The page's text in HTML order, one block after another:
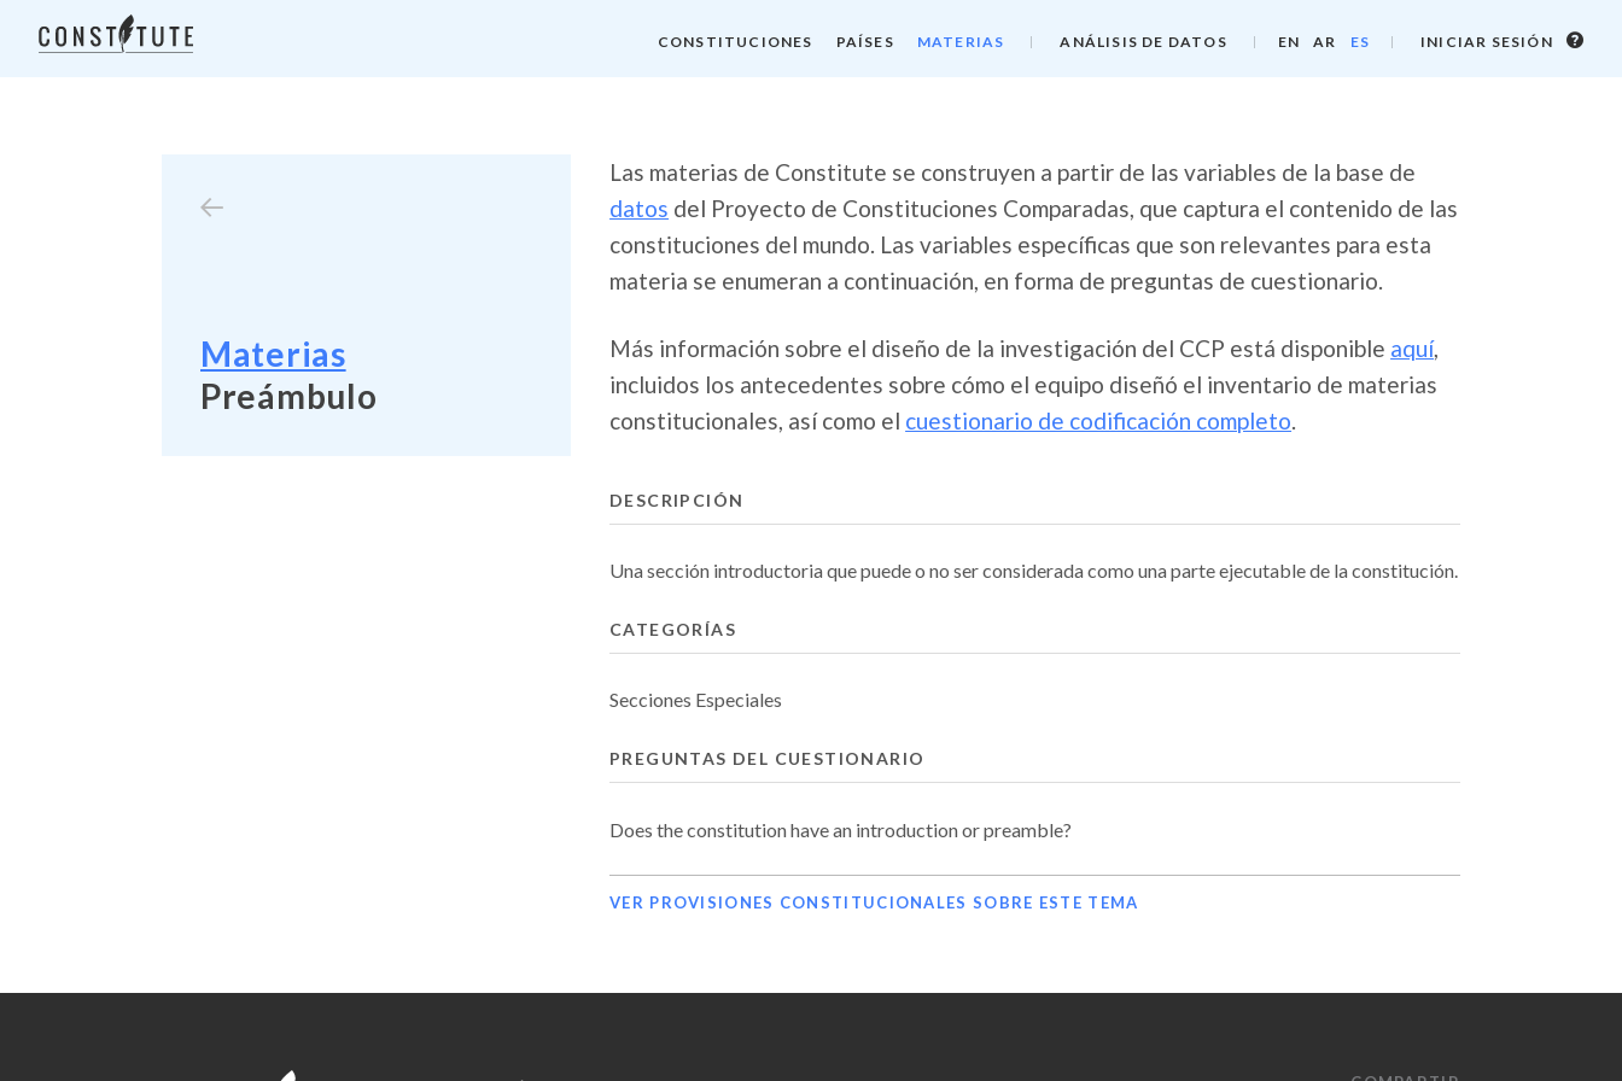
CONSTITUCIONES PAÍSES MATERIAS ANÁLISIS DE DATOS EN AR ES INICIAR SESIÓN
Materias
Preámbulo
Las materias de Constitute se construyen a partir de las variables de la base de
datos del Proyecto de Constituciones Comparadas, que captura el contenido de las
constituciones del mundo. Las variables específicas que son relevantes para esta
materia se enumeran a continuación, en forma de preguntas de cuestionario.
Más información sobre el diseño de la investigación del CCP está disponible aquí,
incluidos los antecedentes sobre cómo el equipo diseñó el inventario de materias
constitucionales, así como el cuestionario de codificación completo
DESCRIPCIÓN
Una sección introductoria que puede o no ser considerada como una parte ejecutable de la constitución.
CATEGORÍAS
Secciones Especiales
PREGUNTAS DEL CUESTIONARIO
Does the constitution have an introduction or preamble?
VER PROVISIONES CONSTITUCIONALES SOBRE ESTE TEMA